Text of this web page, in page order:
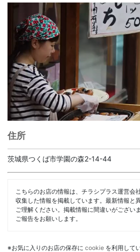
住所
茨城県つくば市学園の森2-14-44
こちらのお店の情報は、チラシプラス運営会
収集した情報を掲載しています。最新情報と
ご理解ください。掲載情報に間違いがござい
ご報告をお願いします。
※お気に入りのお店の保存に cookie を利用して